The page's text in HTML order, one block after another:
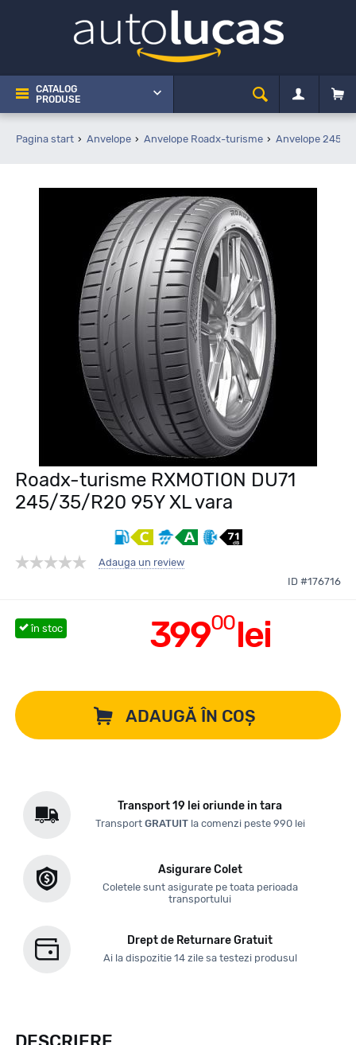
CATALOG
PRODUSE
Pagina start Anvelope Anvelope Roadx-turisme Anvelope 245
Roadx-turisme RXMOTION DU71
245/35/R20 95Y XL vara
Adauga un review
ID #176716
39900lei
în stoc
ADAUGĂ ÎN COȘ
Transport 19 lei oriunde in tara
Transport GRATUITla comenzi peste 990 lei
Asigurare Colet
Coletele sunt asigurate pe toata perioada
transportului
Drept de Returnare Gratuit
Ai la dispozitie 14 zile sa testezi produsul